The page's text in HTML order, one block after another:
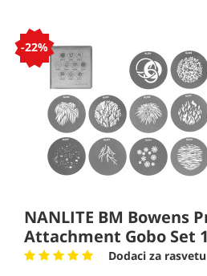
-22%
NANLITE BM Bowens
Attachment Gobo Set 1
Dodaci za rasvetu